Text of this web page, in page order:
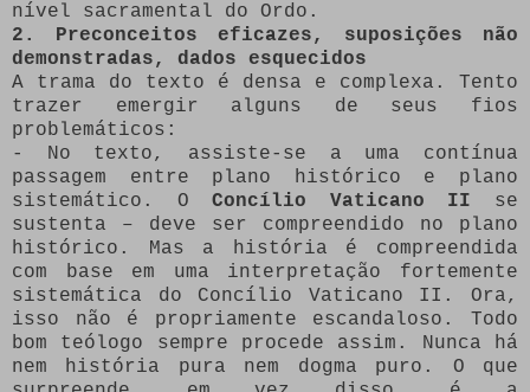
nível sacramental do Ordo.
2. Preconceitos eficazes, suposições não
demonstradas, dados esquecidos
A trama do texto é densa e complexa. Tento
trazer emergir alguns de seus fios
problemáticos:
- No texto, assiste-se a uma contínua
passagem entre plano histórico e plano
sistemático. OConcílio Vaticano II se
sustenta – deve ser compreendido no plano
histórico. Mas a história é compreendida
com base em uma interpretação fortemente
sistemática do Concílio Vaticano II. Ora,
isso não é propriamente escandaloso. Todo
bom teólogo sempre procede assim. Nunca há
nem história pura nem dogma puro. O que